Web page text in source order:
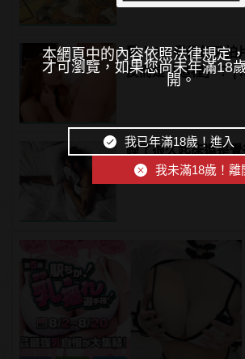
本網頁中的內容依照法律規定
才可瀏覽，如果您尚未年滿18
開。
我已年滿18歲！進入
我未滿18歲！離
驚！AV 男優每天拍
反而是「這裡」？ |
睡了很久起床還是
眠時間「X小時」效